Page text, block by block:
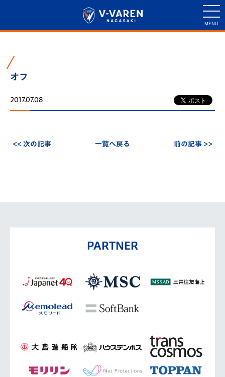
オフ
2017.07.08
<< 次の記事 一覧へ戻る 前の記事 >>
PARTNER